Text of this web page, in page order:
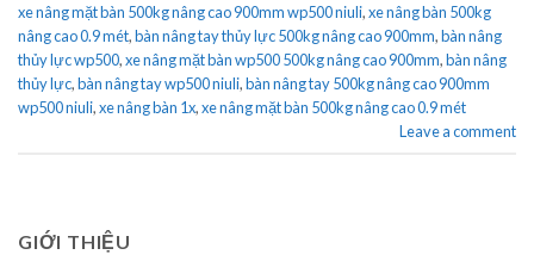
xe nâng mặt bàn 500kg nâng cao 900mm wp500 niuli,xe nâng bàn 500kg
nâng cao 0.9 mét,bàn nâng tay thủy lực 500kg nâng cao 900mm,bàn nâng
thủy lực wp500,xe nâng mặt bàn wp500 500kg nâng cao 900mm,bàn nâng
thủy lực,bàn nâng tay wp500 niuli,bàn nâng tay 500kg nâng cao 900mm
wp500 niuli,xe nâng bàn 1x,xe nâng mặt bàn 500kg nâng cao 0.9 mét
Leave a comment
GIỚI THIỆU